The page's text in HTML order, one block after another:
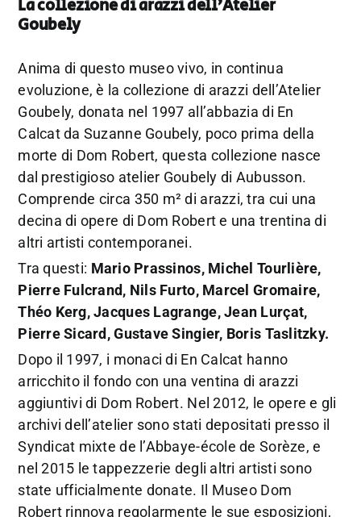
La collezione di arazzi dell’Atelier
Goubely
Anima di questo museo vivo, in continua
evoluzione, è la collezione di arazzi dell’Atelier
Goubely, donata nel 1997 all’abbazia di En
Calcat da Suzanne Goubely, poco prima della
morte di Dom Robert, questa collezione nasce
dal prestigioso atelier Goubely di Aubusson.
Comprende circa 350 m² di arazzi, tra cui una
decina di opere di Dom Robert e una trentina di
altri artisti contemporanei.
Tra questi: Mario Prassinos, Michel Tourlière,
Pierre Fulcrand, Nils Furto, Marcel Gromaire,
Théo Kerg, Jacques Lagrange, Jean Lurçat,
Pierre Sicard, Gustave Singier, Boris Taslitzky.
Dopo il 1997, i monaci di En Calcat hanno
arricchito il fondo con una ventina di arazzi
aggiuntivi di Dom Robert. Nel 2012, le opere e gli
archivi dell’atelier sono stati depositati presso il
Syndicat mixte de l’Abbaye-école de Sorèze, e
nel 2015 le tappezzerie degli altri artisti sono
state ufficialmente donate. Il Museo Dom
Robert rinnova regolarmente le sue esposizioni,